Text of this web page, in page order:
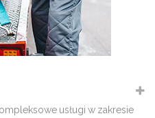
usługi w zakresie